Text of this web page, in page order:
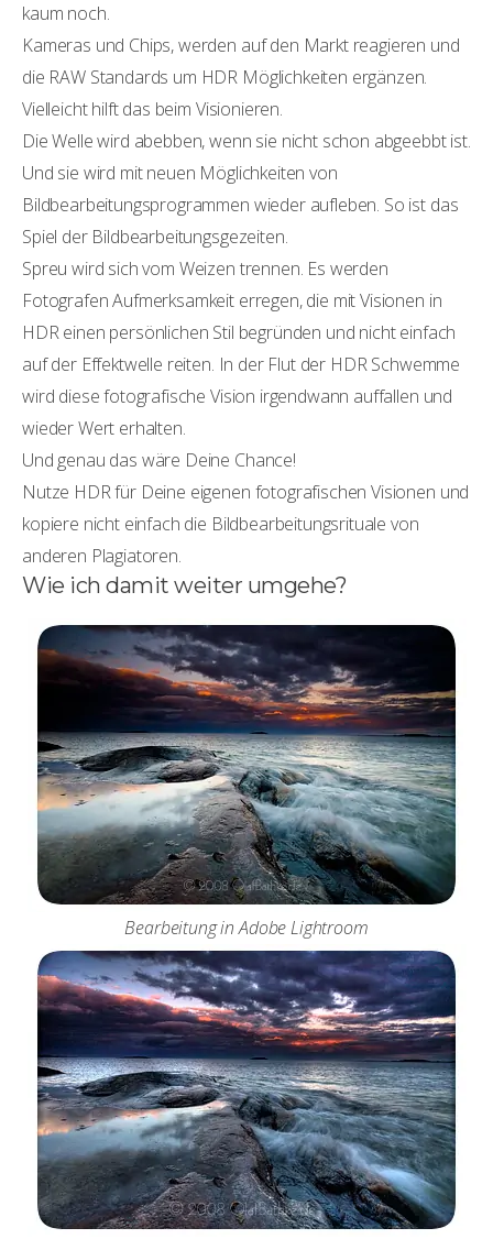
kaum noch.
Kameras und Chips, werden auf den Markt reagieren und
die RAW Standards um HDR Möglichkeiten ergänzen.
Vielleicht hilft das beim Visionieren.
Die Welle wird abebben, wenn sie nicht schon abgeebbt ist.
Und sie wird mit neuen Möglichkeiten von
Bildbearbeitungsprogrammen wieder aufleben. So ist das
Spiel der Bildbearbeitungsgezeiten.
Spreu wird sich vom Weizen trennen. Es werden
Fotografen Aufmerksamkeit erregen, die mit Visionen in
HDR einen persönlichen Stil begründen und nicht einfach
auf der Effektwelle reiten. In der Flut der HDR Schwemme
wird diese fotografische Vision irgendwann auffallen und
wieder Wert erhalten.
Und genau das wäre Deine Chance!
Nutze HDR für Deine eigenen fotografischen Visionen und
kopiere nicht einfach die Bildbearbeitungsrituale von
anderen Plagiatoren.
Wie ich damit weiter umgehe?
Bearbeitung in Adobe Lightroom